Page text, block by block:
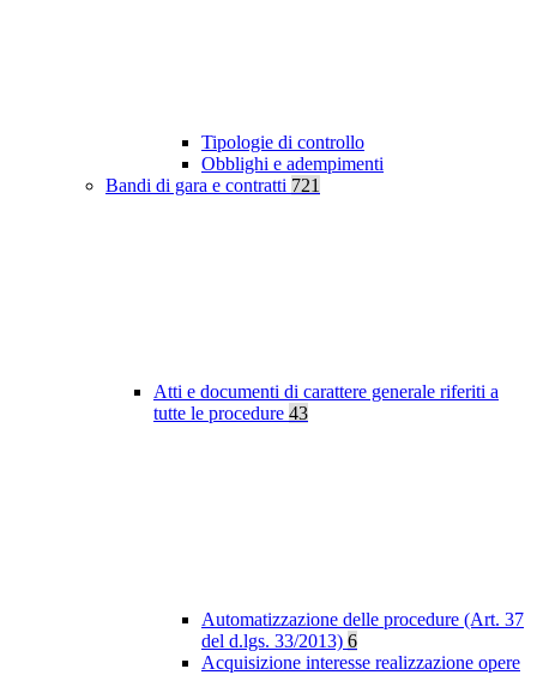
Tipologie di controllo
Obblighi e adempimenti
Bandi di gara e contratti 721
Atti e documenti di carattere generale riferiti a
tutte le procedure 43
Automatizzazione delle procedure (Art. 37
del d.lgs. 33/2013) 6
Acquisizione interesse realizzazione opere